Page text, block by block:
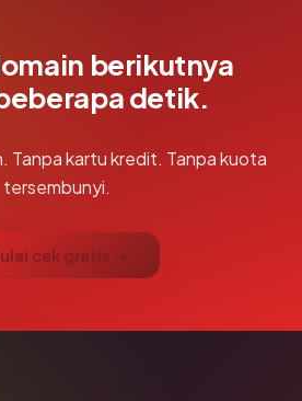
berikutnya
detik.
Tanpa kartu kredit. Tanpa kuota
tersembunyi.
cek gratis →